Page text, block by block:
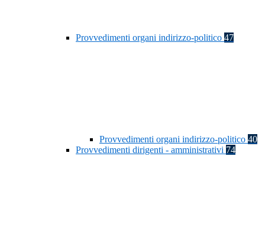
Provvedimenti organi indirizzo-politico 47
Provvedimenti organi indirizzo-politico 40
Provvedimenti dirigenti - amministrativi 74